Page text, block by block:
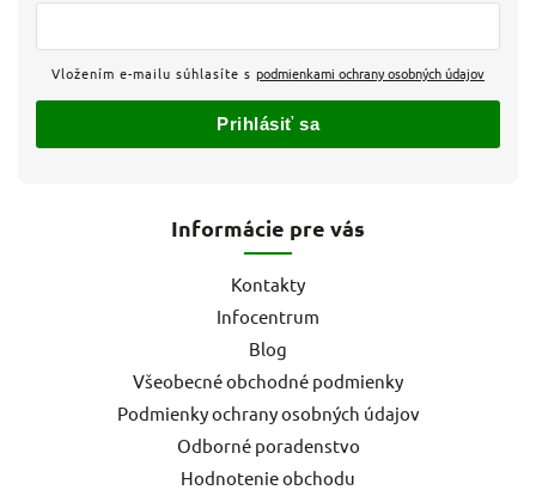
Informácie pre vás
Kontakty
Infocentrum
Blog
Všeobecné obchodné podmienky
Podmienky ochrany osobných údajov
Odborné poradenstvo
Hodnotenie obchodu
Vložením e-mailu súhlasíte s podmienkami ochrany osobných údajov
Prihlásiť sa